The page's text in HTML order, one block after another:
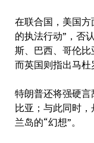
在联合国，美国
的执法行动”，否
斯、巴西、哥伦比
而英国则指出马杜
特朗普还将强硬
比亚；与此同时
兰岛的“幻想”。